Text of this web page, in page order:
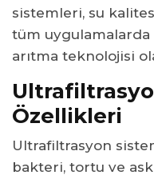
sistemleri, su
tüm
arıtma teknolojisi
Özellikleri
Ultrafiltrasyon
bakteri, tortu ve